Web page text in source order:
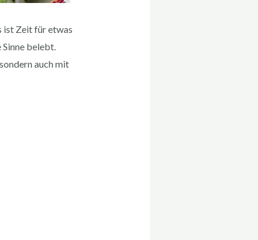
ist Zeit für etwas
Sinne belebt.
auch mit